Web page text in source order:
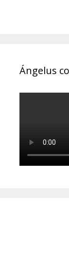
Ángelus